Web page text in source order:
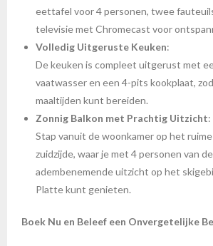
eettafel voor 4 personen, twee
televisie met Chromecast voor
Volledig Uitgeruste Keuken:
De keuken is compleet uitgerust met
vaatwasser en een 4-pits kookplaat,
maaltijden kunt bereiden.
Zonnig Balkon met Prachtig Uitzicht:
Stap vanuit de woonkamer op het
zuidzijde, waar je met 4 personen van
adembenemende uitzicht op het
Platte kunt genieten.
Boek Nu en Beleef een Onvergetelijke